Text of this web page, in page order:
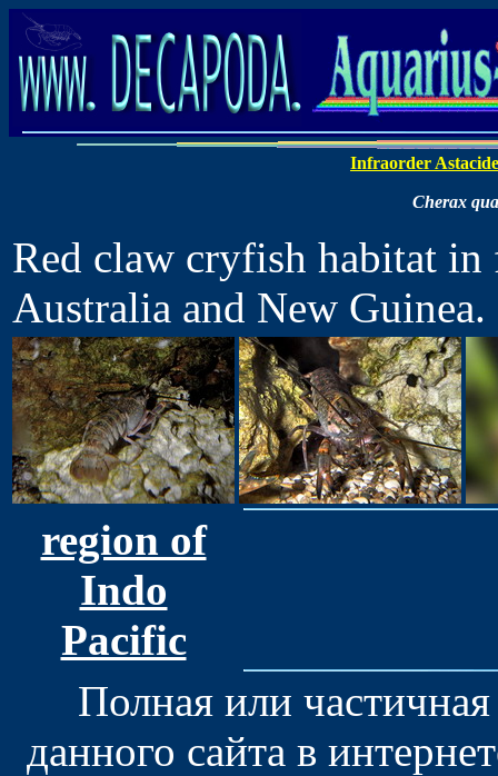
Infraorder
Cherax
Red claw cryfish habitat
Australia and New Guinea.
region of
Indo
Pacific
Полная или
данного сайта в